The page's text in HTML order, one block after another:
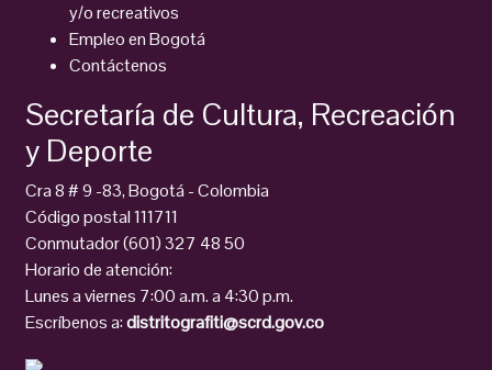
y/o recreativos
Empleo en Bogotá
Contáctenos
Secretaría de Cultura, Recreación
y Deporte
Cra 8 # 9 -83, Bogotá - Colombia
Código postal 111711
Conmutador (601) 327 48 50
Horario de atención:
Lunes a viernes 7:00 a.m. a 4:30 p.m.
Escríbenos a:distritografiti@scrd.gov.co